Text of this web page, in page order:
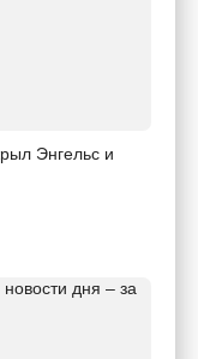
Энгельс и